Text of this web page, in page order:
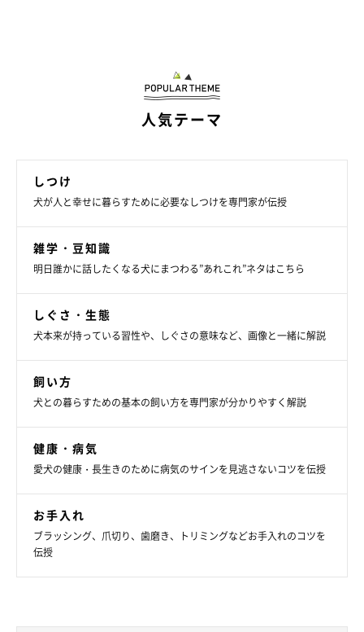
ろ、めろーが何かに足を取られて、左前足の小指を骨折してしま
のためテーピングで足先を固定して足を極力使わせない方法しか
「エネルギーがあり余っているめろーを３カ月間安静にさせるな
ドッグトレーナーさんのアドバイスにより、まずは車椅子を作っ
てみたんです」とIさんは当時の苦労を話します。
次回は、生まれつき右前足がないめろーくんの毎日のお世話につ
いてレポートします。
人気テーマ
しつけ
犬が人と幸せに暮らすために必要なしつけを専門家が伝授
雑学・豆知識
明日誰かに話したくなる犬にまつわる”あれこれ”ネタはこちら
しぐさ・生態
犬本来が持っている習性や、しぐさの意味など、画像と一緒に解説
飼い方
犬との暮らすための基本の飼い方を専門家が分かりやすく解説
健康・病気
愛犬の健康・長生きのために病気のサインを見逃さないコツを伝授
お手入れ
ブラッシング、爪切り、歯磨き、トリミングなどお手入れのコツを
伝授